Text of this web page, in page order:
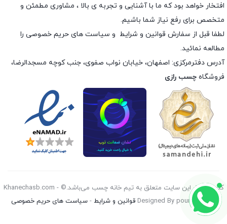
افتخار خواهد بود که ما با آشنایی و تجربه ی بالا ، مشاوری مطمئن و
متخصص برای رفع نیاز شما باشیم.
لطفا قبل از سفارش قوانین و شرایط و سیاست های حریم خصوصی را
مطالعه نمائید.
آدرس دفترمرکزی: اصفهان، خیابان نواب صفوی، جنب کوچه مسجدالرضا،
فروشگاه چسب رازی
کليه حقوق اين سايت متعلق به تیم خانه چسب می‌باشد.© Khanechasb.com -
Designed By pouryan 2026 قوانین و شرایط - سیاست های حریم خصوصی